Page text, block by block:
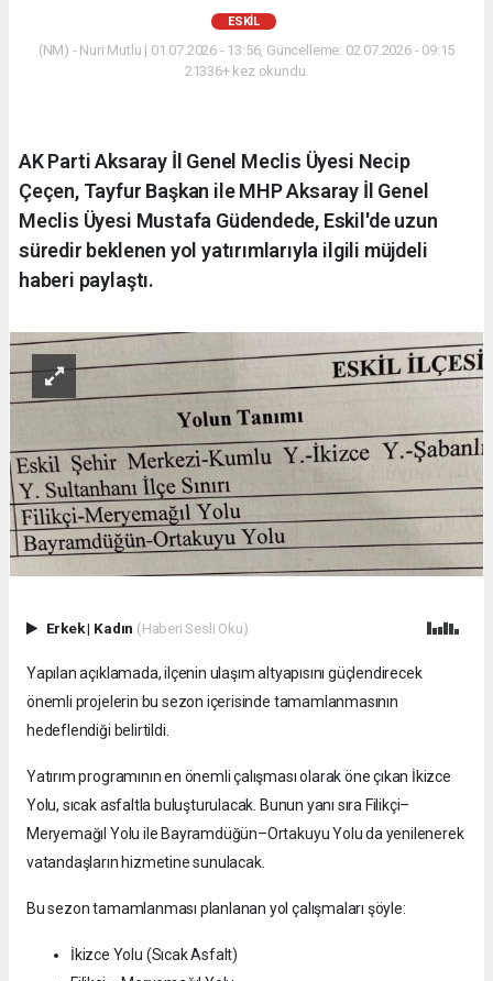
ESKİL
(NM) - Nuri Mutlu | 01.07.2026 - 13:56, Güncelleme: 02.07.2026 - 09:15
21336+ kez okundu.
AK Parti Aksaray İl Genel Meclis Üyesi Necip
Çeçen, Tayfur Başkan ile MHP Aksaray İl Genel
Meclis Üyesi Mustafa Güdendede, Eskil'de uzun
süredir beklenen yol yatırımlarıyla ilgili müjdeli
haberi paylaştı.
Erkek| Kadın (Haberi Sesli Oku)
Yapılan açıklamada, ilçenin ulaşım altyapısını güçlendirecek
önemli projelerin bu sezon içerisinde tamamlanmasının
hedeflendiği belirtildi.
Yatırım programının en önemli çalışması olarak öne çıkan İkizce
Yolu, sıcak asfaltla buluşturulacak. Bunun yanı sıra Filikçi–
Meryemağıl Yolu ile Bayramdüğün–Ortakuyu Yolu da yenilenerek
vatandaşların hizmetine sunulacak.
Bu sezon tamamlanması planlanan yol çalışmaları şöyle:
İkizce Yolu (Sıcak Asfalt)